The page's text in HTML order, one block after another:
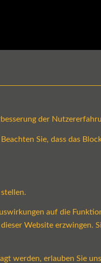
der
Sie, dass das
auf die
Website erzwingen.
werden, erlauben Sie